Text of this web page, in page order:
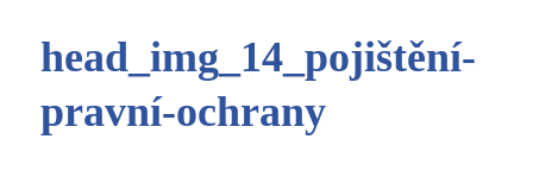
head_img_14_pojištění-
pravní-ochrany